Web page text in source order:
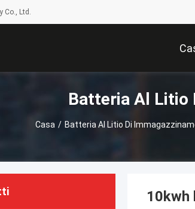
Co., Ltd.
Batteria Al Litio
Casa / Batteria Al Litio Di
10kwh